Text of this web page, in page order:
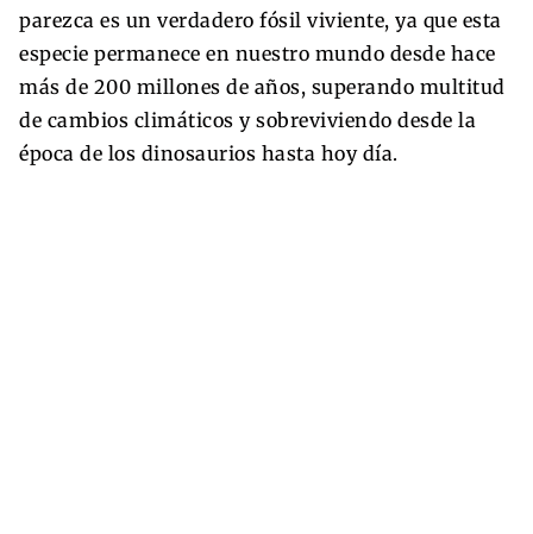
parezca es un verdadero fósil viviente, ya que esta
especie permanece en nuestro mundo desde hace
más de 200 millones de años, superando multitud
de cambios climáticos y sobreviviendo desde la
época de los dinosaurios hasta hoy día.